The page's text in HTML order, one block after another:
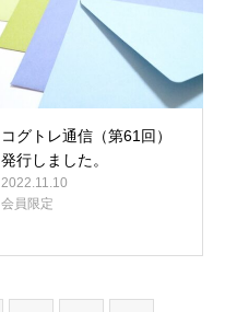
コグトレ通信（第61回）
発行しました。
2022.11.10
会員限定